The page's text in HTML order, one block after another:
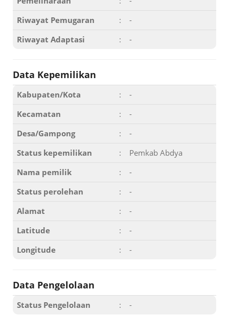
Riwayat Pemugaran
:
-
Riwayat Adaptasi
: -
Data Kepemilikan
Kabupaten/Kota :
-
Kecamatan
:
-
Desa/Gampong
:
-
Status kepemilikan
:
Pemkab Abdya
Nama pemilik
:
-
Status perolehan
:
-
Alamat
:
-
Latitude
:
-
Longitude
: -
Data Pengelolaan
Status Pengelolaan : -